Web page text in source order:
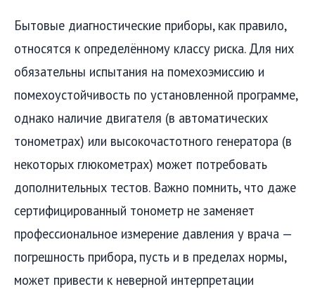
Бытовые диагностические приборы, как правило,
относятся к определённому классу риска. Для них
обязательны испытания на помехоэмиссию и
помехоустойчивость по установленной программе,
однако наличие двигателя (в автоматических
тонометрах) или высокочастотного генератора (в
некоторых глюкометрах) может потребовать
дополнительных тестов. Важно помнить, что даже
сертифицированный тонометр не заменяет
профессиональное измерение давления у врача —
погрешность прибора, пусть и в пределах нормы,
может привести к неверной интерпретации